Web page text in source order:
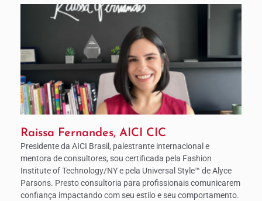
Raissa Fernandes, AICI CIC
Presidente da AICI Brasil, palestrante internacional e
mentora de consultores, sou certificada pela Fashion
Institute of Technology/NY e pela Universal Style™ de Alyce
Parsons. Presto consultoria para profissionais comunicarem
confiança impactando com seu estilo e seu comportamento.